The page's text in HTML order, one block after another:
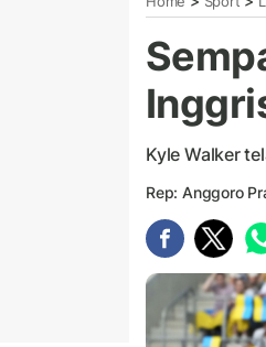
Kyle Walker
Rep: Anggoro